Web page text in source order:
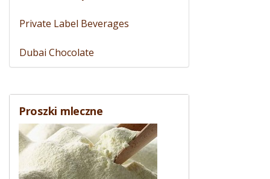
Private Label Beverages
Dubai Chocolate
Proszki mleczne